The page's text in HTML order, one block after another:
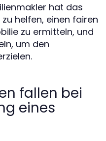
hat das
helfen, einen fairen
zu ermitteln, und
um den
fallen bei
eines